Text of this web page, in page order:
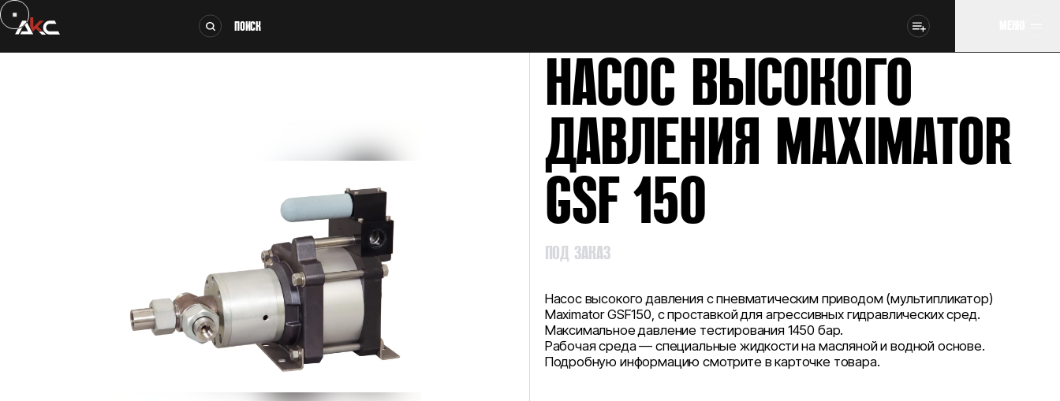
НАСОС ВЫСОКОГО
ДАВЛЕНИЯ MAXIMATOR
GSF 150
ПОД ЗАКАЗ
Насос высокого давления с пневматическим приводом (мультипликатор)
Maximator GSF150, с проставкой для агрессивных гидравлических сред.
Максимальное давление тестирования 1450 бар.
Рабочая среда — специальные жидкости на масляной и водной основе.
Подробную информацию смотрите в карточке товара.